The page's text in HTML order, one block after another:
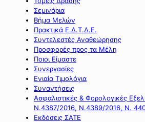
Σεμινάρια
Βήμα Μελών
Πρακτικά Ε.Δ.Τ.Δ.Ε.
Συντελεστές Αναθεώρησης
Προσφορές προς τα Μέλη
Ποιοι Είμαστε
Συνεργασίες
Ενιαία Τιμολόγια
Συναντήσεις
Ασφαλιστικές & Φορολογικές
Ν.4387/2016, Ν.4389/2016, Ν.
Εκδόσεις ΣΑΤΕ